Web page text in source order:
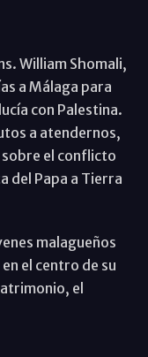
William Shomali,
a Málaga para
con Palestina.
a atendernos,
el conflicto
del Papa a Tierra
malagueños
el centro de su
el